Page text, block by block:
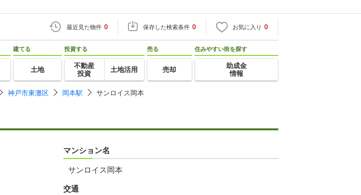
最近見た物件 0 保存した検索条件 0 お気に入り 0
建てる
土地
投資する
不動産
投資
土地活用
売る
売却
住みやすい街を探す
助成金
情報
神戸市東灘区 岡本駅 サンロイス岡本
マンション名
サンロイス岡本
交通